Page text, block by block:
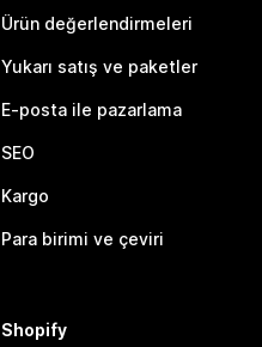
Ürün değerlendirmeleri
Yukarı satış ve paketler
E-posta ile pazarlama
SEO
Kargo
Para birimi ve çeviri
Shopify